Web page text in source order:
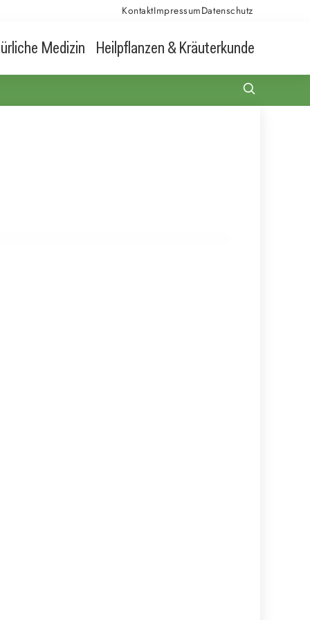
KontaktImpressumDatenschutz
Medizin Heilpflanzen & Kräuterkunde